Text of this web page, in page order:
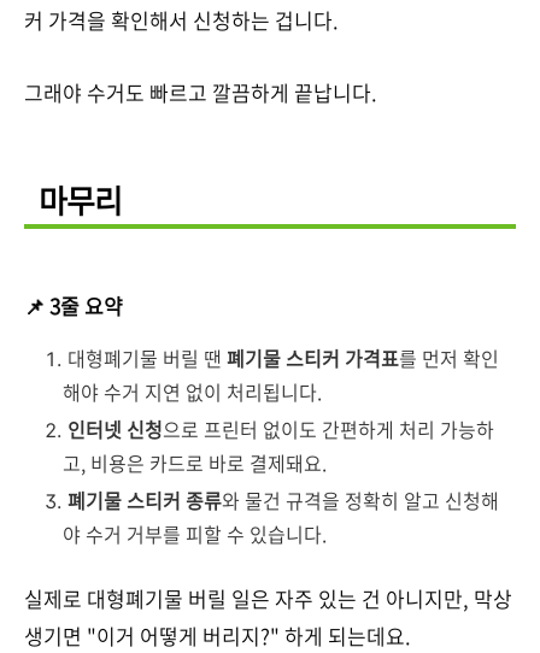
커 가격을 확인해서 신청하는 겁니다.
그래야 수거도 빠르고 깔끔하게 끝납니다.
마무리
📌 3줄 요약
대형폐기물 버릴 땐 폐기물 스티커 가격표를 먼저 확인
해야 수거 지연 없이 처리됩니다.
인터넷 신청으로 프린터 없이도 간편하게 처리 가능하
고, 비용은 카드로 바로 결제돼요.
폐기물 스티커 종류와 물건 규격을 정확히 알고 신청해
야 수거 거부를 피할 수 있습니다.
실제로 대형폐기물 버릴 일은 자주 있는 건 아니지만, 막상
생기면 "이거 어떻게 버리지?" 하게 되는데요.